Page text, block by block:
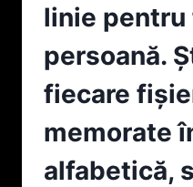
linie pentru
persoană.
fiecare
memorate
alfabetică,